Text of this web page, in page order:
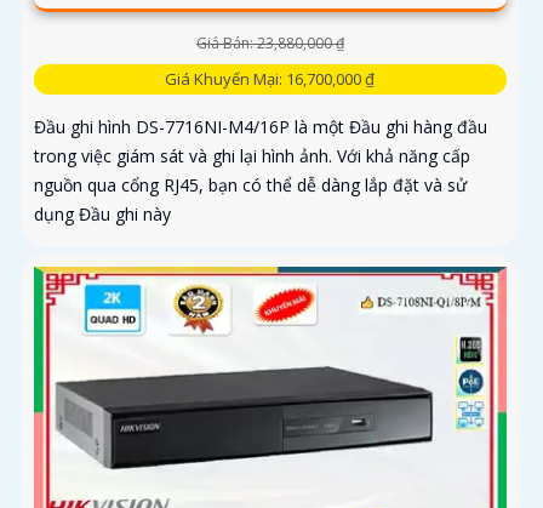
Giá Bán: 23,880,000 ₫
Giá Khuyến Mại: 16,700,000 ₫
Đầu ghi hình DS-7716NI-M4/16P là một Đầu ghi hàng đầu
trong việc giám sát và ghi lại hình ảnh. Với khả năng cấp
nguồn qua cổng RJ45, bạn có thể dễ dàng lắp đặt và sử
dụng Đầu ghi này